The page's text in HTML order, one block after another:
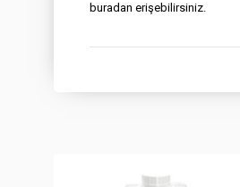
buradan erişebilirsiniz.